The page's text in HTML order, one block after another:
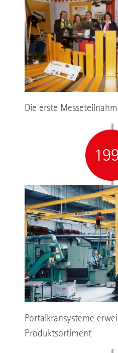
Die erste
Portalkransysteme
Produktsortiment